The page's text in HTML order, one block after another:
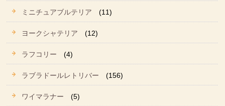
ミニチュアブルテリア (11)
ヨークシャテリア (12)
ラフコリー (4)
ラブラドールレトリバー (156)
ワイマラナー (5)